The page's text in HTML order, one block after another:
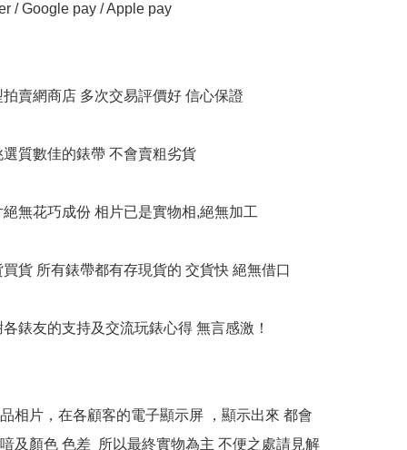
/ Google pay / Apple pay
拍賣網商店 多次交易評價好 信心保證
選質數佳的錶帶 不會賣粗劣貨
無花巧成份 相片已是實物相,絕無加工
貨 所有錶帶都有存現貨的 交貨快 絕無借口
錶友的支持及交流玩錶心得 無言感激！
相片，在各顧客的電子顯示屏 ，顯示出來 都會
及顏色 色差  所以最終實物為主 不便之處請見解